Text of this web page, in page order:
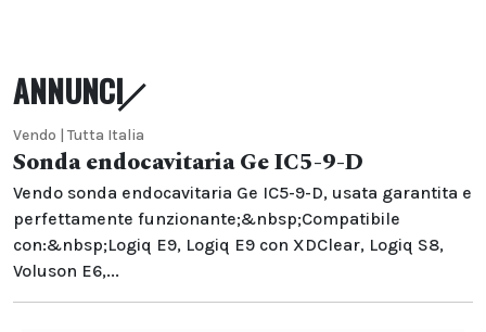
ANNUNCI
Vendo | Tutta Italia
Sonda endocavitaria Ge IC5-9-D
Vendo sonda endocavitaria Ge IC5-9-D, usata garantita e
perfettamente funzionante;&nbsp;Compatibile
con:&nbsp;Logiq E9, Logiq E9 con XDClear, Logiq S8,
Voluson E6,...